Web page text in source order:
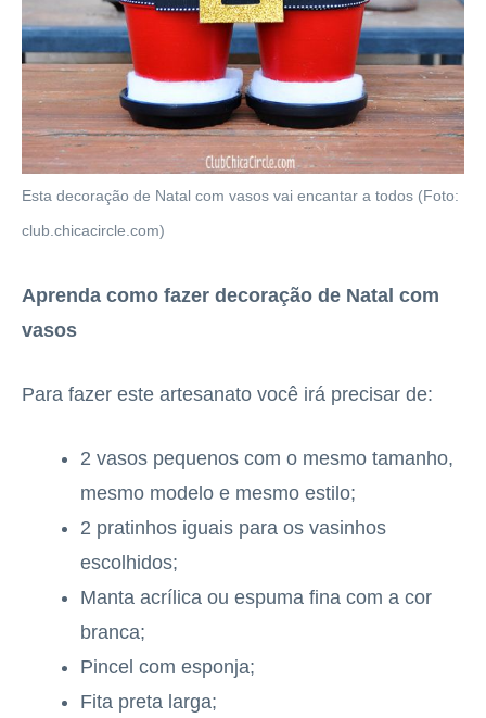
Esta decoração de Natal com vasos vai encantar a todos (Foto:
club.chicacircle.com)
Aprenda como fazer decoração de Natal com
vasos
Para fazer este artesanato você irá precisar de:
2 vasos pequenos com o mesmo tamanho,
mesmo modelo e mesmo estilo;
2 pratinhos iguais para os vasinhos
escolhidos;
Manta acrílica ou espuma fina com a cor
branca;
Pincel com esponja;
Fita preta larga;